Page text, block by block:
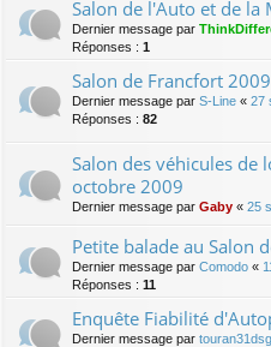
Salon de l'Auto et de la
Dernier message par
Réponses : 1
Salon de Francfort
Dernier message par S-Line « 27
Réponses : 82
Salon des véhicules de
octobre 2009
Dernier message par Gaby « 25
Petite balade au Salon
Dernier message par Comodo «
Réponses : 11
Enquête Fiabilité
Dernier message par touran31dsg